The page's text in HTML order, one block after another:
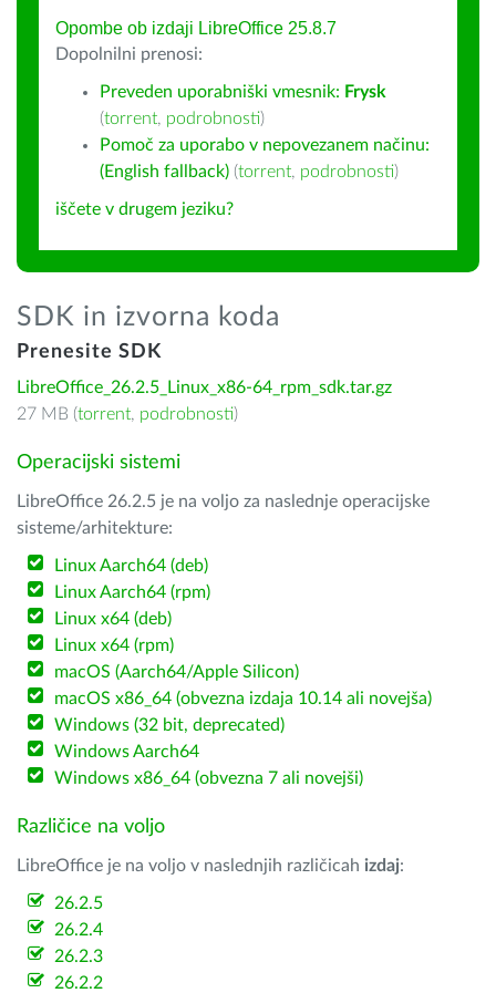
Opombe ob izdaji LibreOffice 25.8.7
Dopolnilni prenosi:
Preveden uporabniški vmesnik: Frysk
(torrent, podrobnosti)
Pomoč za uporabo v nepovezanem načinu:
(English fallback) (torrent, podrobnosti)
iščete v drugem jeziku?
SDK in izvorna koda
Prenesite SDK
LibreOffice_26.2.5_Linux_x86-64_rpm_sdk.tar.gz
27 MB (torrent, podrobnosti)
Operacijski sistemi
LibreOffice 26.2.5 je na voljo za naslednje operacijske
sisteme/arhitekture:
Linux Aarch64 (deb)
Linux Aarch64 (rpm)
Linux x64 (deb)
Linux x64 (rpm)
macOS (Aarch64/Apple Silicon)
macOS x86_64 (obvezna izdaja 10.14 ali novejša)
Windows (32 bit, deprecated)
Windows Aarch64
Windows x86_64 (obvezna 7 ali novejši)
Različice na voljo
LibreOffice je na voljo v naslednjih različicah izdaj:
26.2.5
26.2.4
26.2.3
26.2.2